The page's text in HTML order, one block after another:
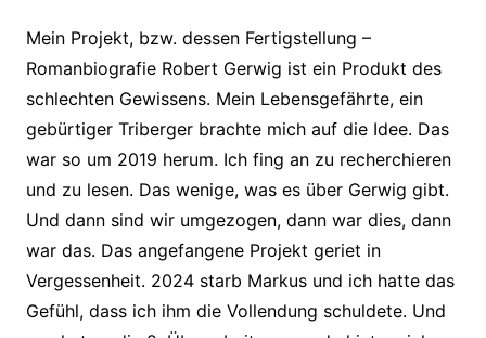
Mein Projekt, bzw. dessen Fertigstellung –
Romanbiografie Robert Gerwig ist ein Produkt des
schlechten Gewissens. Mein Lebensgefährte, ein
gebürtiger Triberger brachte mich auf die Idee. Das
war so um 2019 herum. Ich fing an zu recherchieren
und zu lesen. Das wenige, was es über Gerwig gibt.
Und dann sind wir umgezogen, dann war dies, dann
war das. Das angefangene Projekt geriet in
Vergessenheit. 2024 starb Markus und ich hatte das
Gefühl, dass ich ihm die Vollendung schuldete. Und